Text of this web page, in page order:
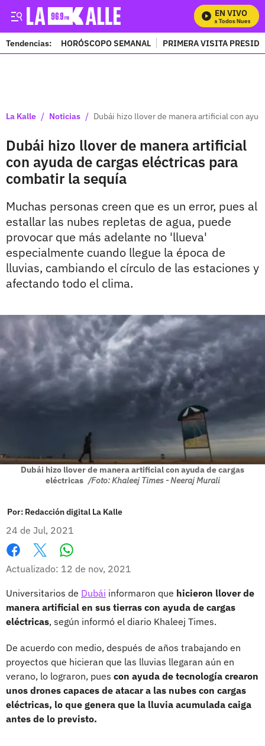
EN VIVO
Mira Todos Nuestros
Tendencias: HORÓSCOPO SEMANAL PRIMERA VISITA
La Kalle / Noticias / Dubái hizo llover de manera artificial con
Dubái hizo llover de manera artificial
con ayuda de cargas eléctricas para
combatir la sequía
Muchas personas creen que es un error, pues al
estallar las nubes repletas de agua, puede
provocar que más adelante no 'llueva'
especialmente cuando llegue la época de
lluvias, cambiando el círculo de las estaciones y
afectando todo el clima.
Dubái hizo llover de manera artificial con ayuda de cargas
eléctricas /Foto: Khaleej Times - Neeraj Murali
Por: Redacción digital La Kalle
24 de Jul, 2021
Facebook
X
Actualizado: 12 de nov, 2021
Universitarios de Dubái informaron que hicieron llover de
manera artificial en sus tierras con ayuda de cargas
eléctricas, según informó el diario Khaleej Times.
De acuerdo con medio, después de años trabajando en
proyectos que hicieran que las lluvias llegaran aún en
verano, lo lograron, pues con ayuda de tecnología crearon
unos drones capaces de atacar a las nubes con cargas
eléctricas, lo que genera que la lluvia acumulada caiga
antes de lo previsto.